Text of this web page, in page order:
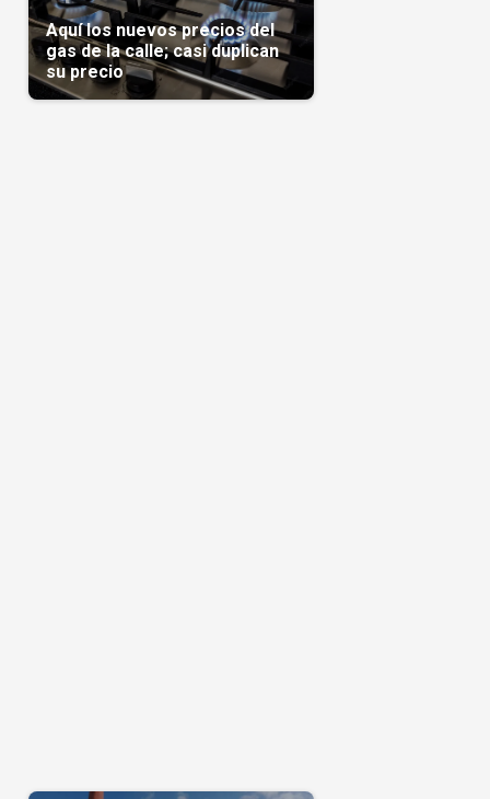
Aquí los nuevos precios del
gas de la calle; casi duplican
su precio